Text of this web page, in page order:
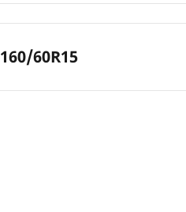
160/60R15